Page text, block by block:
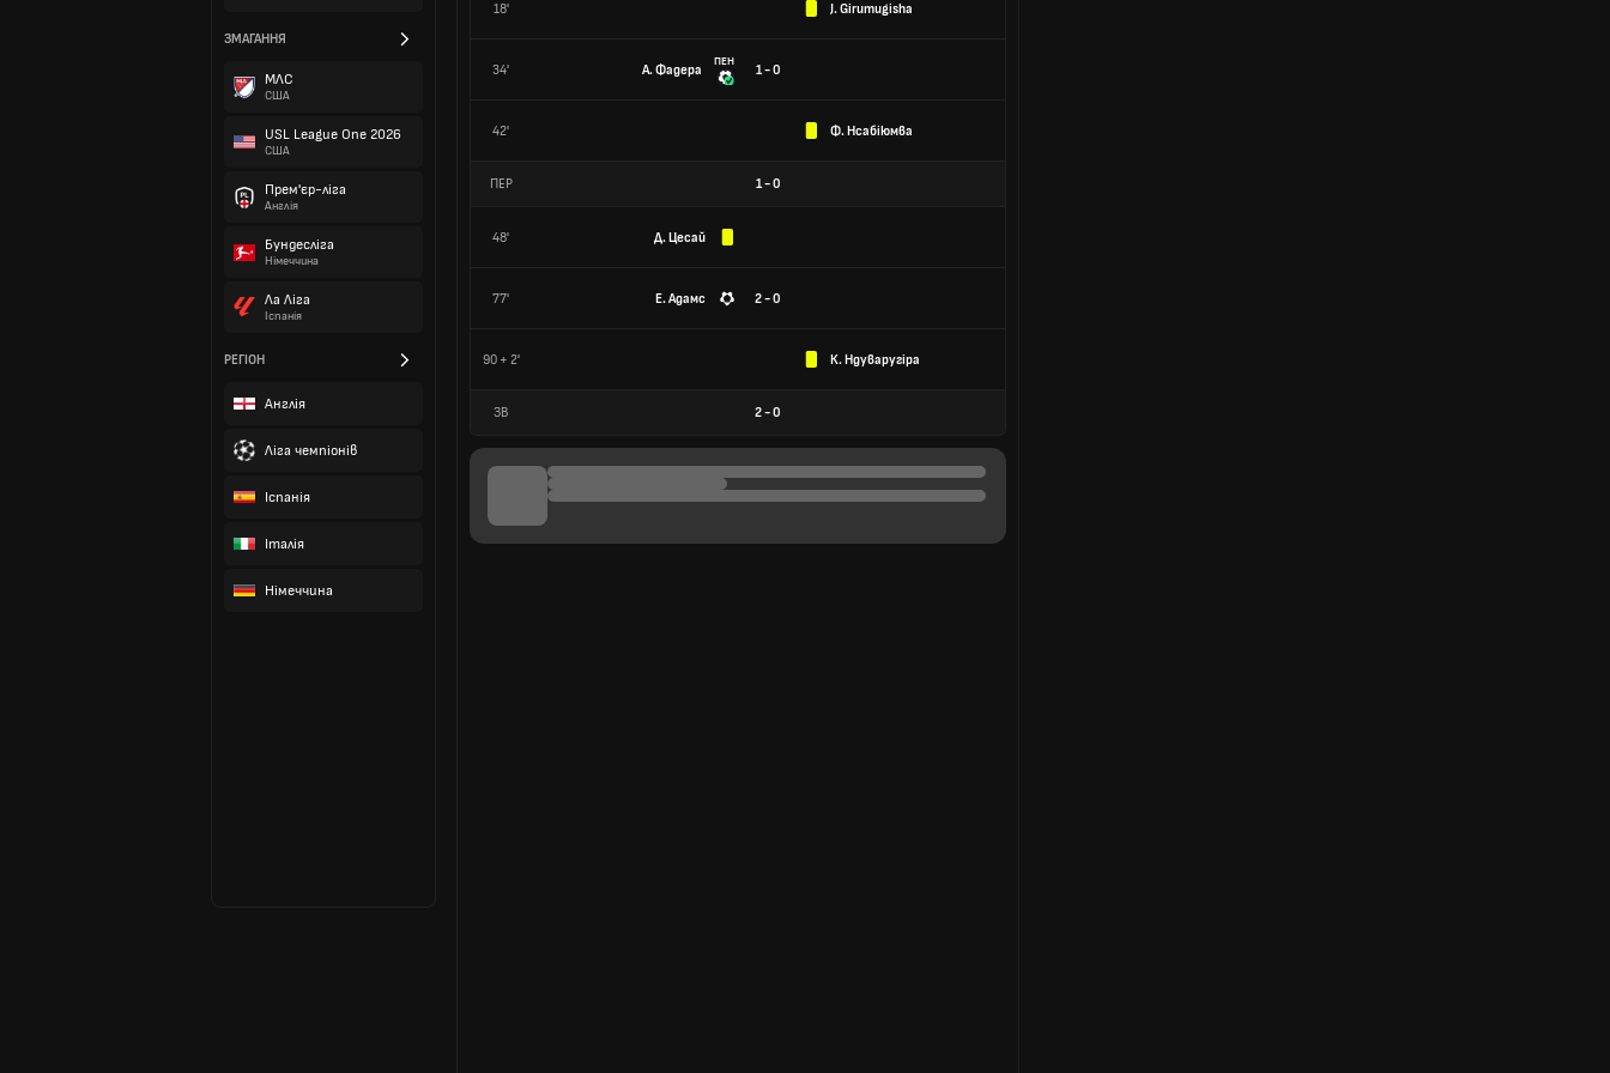
ЗМАГАННЯ
МЛС
США
USL League One 2026
США
Прем'єр-ліга
Англія
Бундесліга
Німеччина
Ла Ліга
Іспанія
РЕГІОН
Англія
Ліга чемпіонів
Іспанія
Італія
Німеччина
18' J. Girumugisha
34' А. Фадера
ПЕН
1 - 0
42' Ф. Нсабіюмва
ПЕР 1-0
48' Д. Цесай
77' Е. Адамс 2 - 0
90 + 2' К. Ндуваругіра
ЗВ 2-0